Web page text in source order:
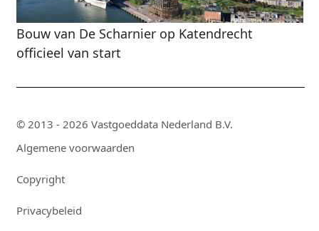
Bouw van De Scharnier op Katendrecht
officieel van start
© 2013 - 2026 Vastgoeddata Nederland B.V.
Algemene voorwaarden
Copyright
Privacybeleid